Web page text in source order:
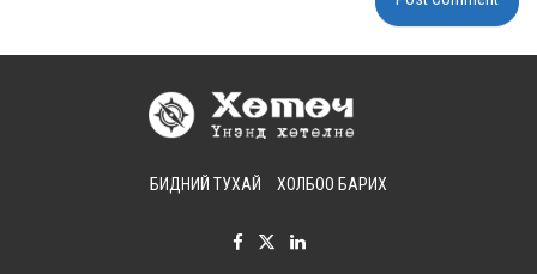
БИДНИЙ ТУХАЙ ХОЛБОО БАРИХ